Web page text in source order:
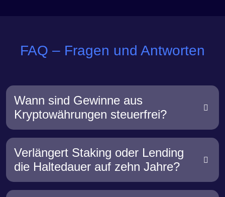
FAQ – Fragen und Antworten
Wann sind Gewinne aus
Kryptowährungen steuerfrei?
Verlängert Staking oder Lending
die Haltedauer auf zehn Jahre?